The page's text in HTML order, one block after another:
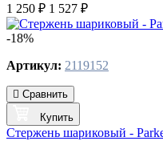
1 250 ₽ 1 527 ₽
-18%
Артикул: 2119152
Сравнить
Купить
Стержень шариковый -